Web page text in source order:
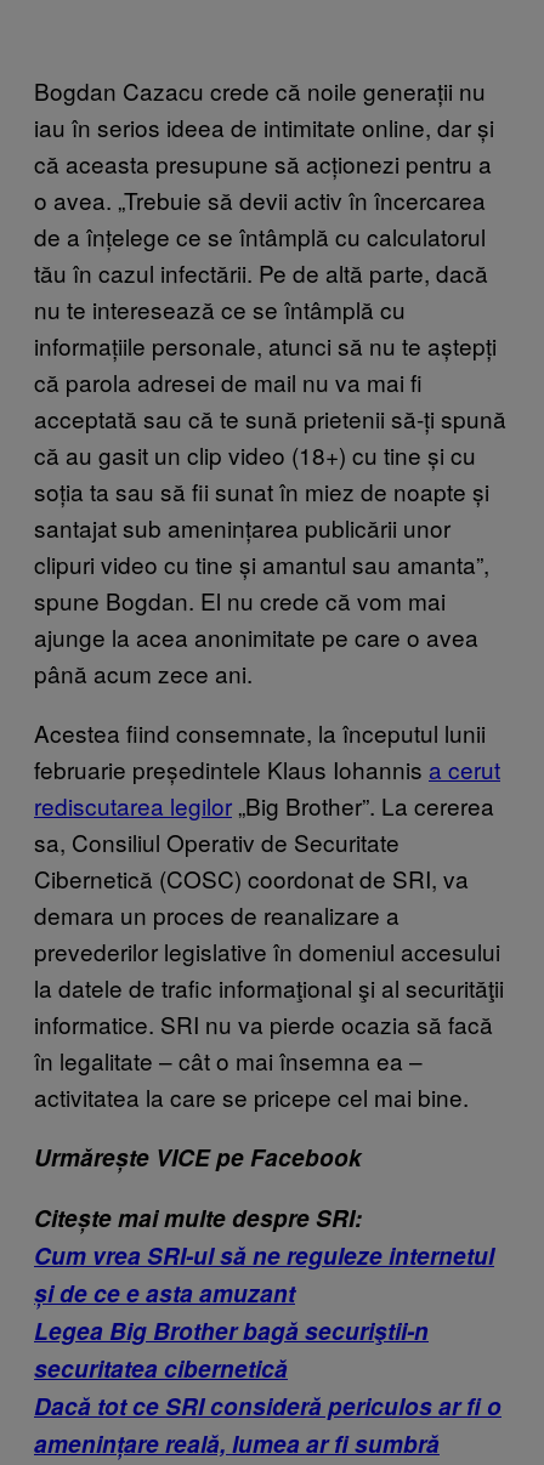
Bogdan Cazacu crede că noile generații nu
iau în serios ideea de intimitate online, dar și
că aceasta presupune să acționezi pentru a
o avea. „Trebuie să devii activ în încercarea
de a înțelege ce se întâmplă cu calculatorul
tău în cazul infectării. Pe de altă parte, dacă
nu te interesează ce se întâmplă cu
informațiile personale, atunci să nu te aștepți
că parola adresei de mail nu va mai fi
acceptată sau că te sună prietenii să-ți spună
că au gasit un clip video (18+) cu tine și cu
soția ta sau să fii sunat în miez de noapte și
santajat sub amenințarea publicării unor
clipuri video cu tine și amantul sau amanta”,
spune Bogdan. El nu crede că vom mai
ajunge la acea anonimitate pe care o avea
până acum zece ani.
Acestea fiind consemnate, la începutul lunii
februarie președintele Klaus Iohannis a cerut
rediscutarea legilor „Big Brother”. La cererea
sa, Consiliul Operativ de Securitate
Cibernetică (COSC) coordonat de SRI, va
demara un proces de reanalizare a
prevederilor legislative în domeniul accesului
la datele de trafic informaţional şi al securităţii
informatice. SRI nu va pierde ocazia să facă
în legalitate – cât o mai însemna ea –
activitatea la care se pricepe cel mai bine.
Urmărește VICE pe Facebook
Citește mai multe despre SRI:
Cum vrea SRI-ul să ne reguleze internetul
și de ce e asta amuzant
Legea Big Brother bagă securiştii-n
securitatea cibernetică
Dacă tot ce SRI consideră periculos ar fi o
amenințare reală, lumea ar fi sumbră